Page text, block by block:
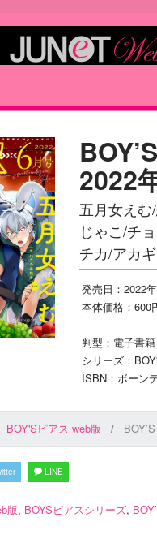
2022
五月女え
じゃこ/チ
チカ/アカ
発売日：2022
本体価格：600
判型：電子書籍
シリーズ：
ISBN：ボーン
BOY'Sピアス web版
LINE
版, BOYSピアスシリーズ,